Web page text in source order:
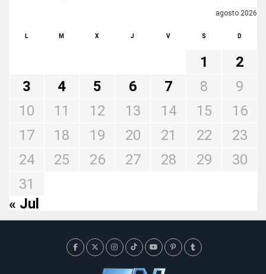
agosto 2026
L M X J V S D
1
2
3
4 5 6 7 8
9
10
11 12 13 14 15
16
17
18 19 20 21 22
23
24
25 26 27 28 29
30
31
« Jul